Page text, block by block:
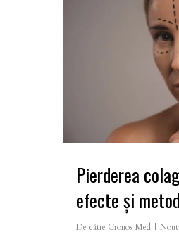
Pierderea
efecte și
De către Cronos Med